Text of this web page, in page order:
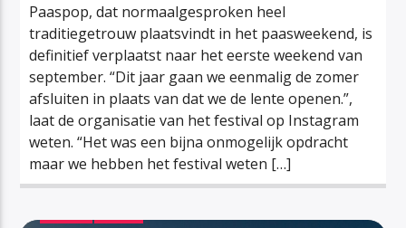
Paaspop, dat normaalgesproken heel
traditiegetrouw plaatsvindt in het paasweekend, is
definitief verplaatst naar het eerste weekend van
september. “Dit jaar gaan we eenmalig de zomer
afsluiten in plaats van dat we de lente openen.”,
laat de organisatie van het festival op Instagram
weten. “Het was een bijna onmogelijk opdracht
maar we hebben het festival weten […]